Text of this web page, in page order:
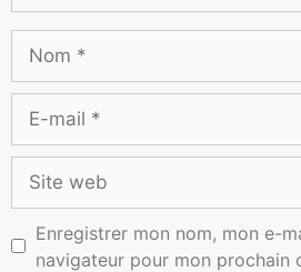
Enregistrer mon nom, mon e-
navigateur pour mon prochain